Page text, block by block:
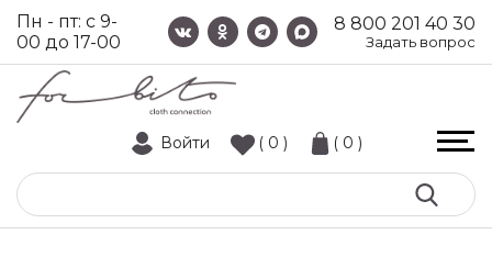
8 800 201 40 30
Задать вопрос
Пн - пт: с 9-
00 до 17-00
Войти ( 0 ) ( 0 )